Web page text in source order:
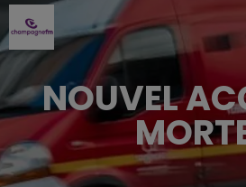
NOUVEL